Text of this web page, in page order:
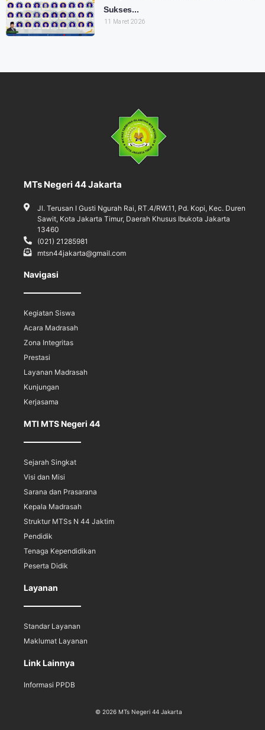
Sukses...
11 Maret 2026
MTs Negeri 44 Jakarta
Jl. Terusan I Gusti Ngurah Rai, RT.4/RW.11, Pd. Kopi, Kec. Duren
Sawit, Kota Jakarta Timur, Daerah Khusus Ibukota Jakarta
13460
(021) 21285981
mtsn44jakarta@gmail.com
Navigasi
Kegiatan Siswa
Acara Madrasah
Zona Integritas
Prestasi
Layanan Madrasah
Kunjungan
Kerjasama
MTI MTS Negeri 44
Sejarah Singkat
Visi dan Misi
Sarana dan Prasarana
Kepala Madrasah
Struktur MTSs N 44 Jaktim
Pendidik
Tenaga Kependidikan
Peserta Didik
Layanan
Standar Layanan
Maklumat Layanan
Link Lainnya
Informasi PPDB
© 2026 MTs Negeri 44 Jakarta